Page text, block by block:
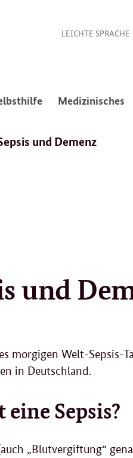
LEICHTE SPRACHE
schließen
:
öffnen/schließen
Medizinisches
und Demenz
.
2 und
morgigen Welt-Sepsis-
in Deutschland.
eine Sepsis?
„Blutvergiftung“